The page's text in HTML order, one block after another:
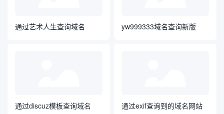
通过艺术人生查询域名 yw999333域名查询新版
通过discuz模板查询域名 通过exif查询到的域名网站